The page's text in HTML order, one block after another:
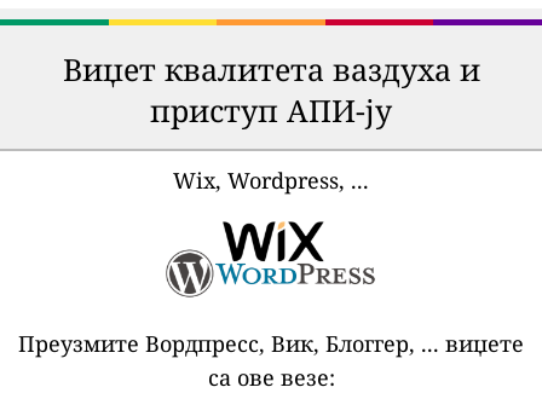
Виџет квалитета ваздуха и
приступ АПИ-ју
Wix, Wordpress, ...
Преузмите Вордпресс, Вик, Блоггер, ... виџете
са ове везе: